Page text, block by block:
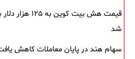
قیمت هش بیت
شد